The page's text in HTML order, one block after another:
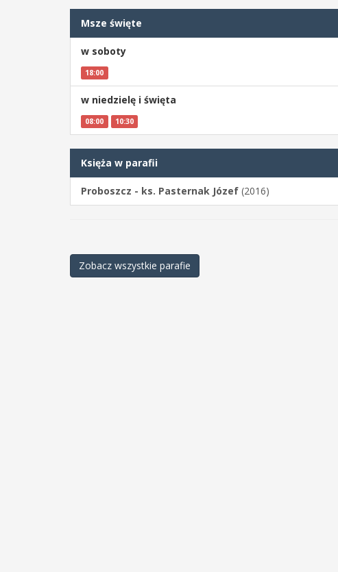
Msze święte
w soboty
18:00
w niedzielę i święta
08:00 10:30
Księża w parafii
Proboszcz - ks. Pasternak Józef (2016)
Zobacz wszystkie parafie